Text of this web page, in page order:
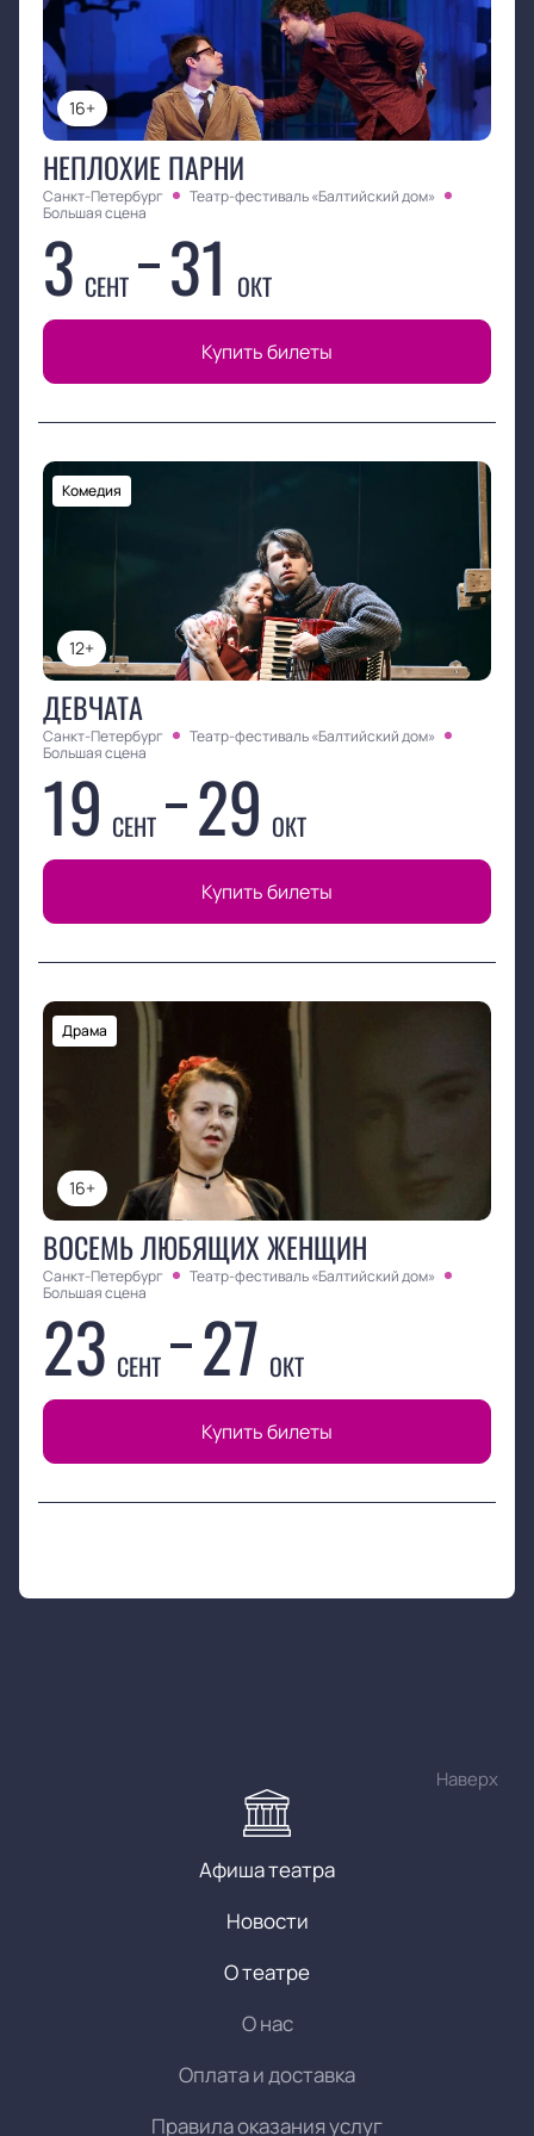
Режиссёр:
Сергей Федотов
16+
НЕПЛОХИЕ ПАРНИ
Санкт-Петербург
Театр-фестиваль «Балтийский дом»
Большая сцена
3 СЕНТ 31 ОКТ
Купить билеты
12+
Комедия
ДЕВЧАТА
Санкт-Петербург
Театр-фестиваль «Балтийский дом»
Большая сцена
19 СЕНТ 29 ОКТ
Купить билеты
16+
Драма
ВОСЕМЬ ЛЮБЯЩИХ ЖЕНЩИН
Санкт-Петербург
Театр-фестиваль «Балтийский дом»
Большая сцена
23 СЕНТ 27 ОКТ
Купить билеты
Наверх
Афиша театра
Новости
О театре
О нас
Оплата и доставка
Правила оказания услуг